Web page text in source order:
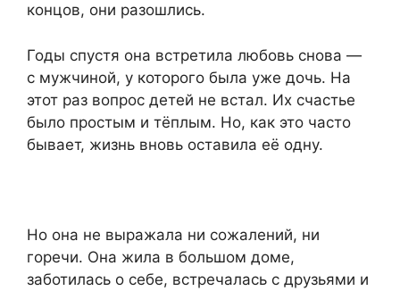
концов, они разошлись.
Годы спустя она встретила любовь снова —
с мужчиной, у которого была уже дочь. На
этот раз вопрос детей не встал. Их счастье
было простым и тёплым. Но, как это часто
бывает, жизнь вновь оставила её одну.
Но она не выражала ни сожалений, ни
горечи. Она жила в большом доме,
заботилась о себе, встречалась с друзьями и